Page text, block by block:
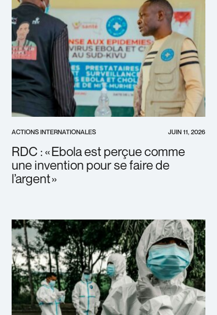
ACTIONS INTERNATIONALES JUIN 11, 2026
RDC : « Ebola est perçue comme
une invention pour se faire de
l’argent »